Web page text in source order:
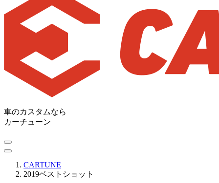
車のカスタムなら
カーチューン
CARTUNE
2019ベストショット